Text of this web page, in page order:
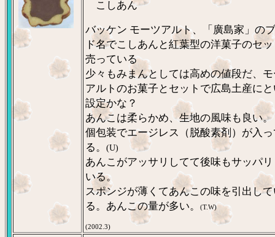
こしあん
バッケン モーツアルト、「廣島家」の
ド名でこしあんと紅葉型の洋菓子のセ
売っている
少々もみまんとしては高めの値段だ、
アルトのお菓子とセットで広島土産に
設定かな？
あんこは柔らかめ、生地の風味も良い。
個包装でエージレス（脱酸素剤）が入
る。 (U)
あんこがアッサリしてて後味もサッパ
いる。
スポンジが薄くてあんこの味を引出し
る。あんこの量が多い。
(T.W)
(2002.3)